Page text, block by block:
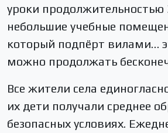
уроки продолжительностью
небольшие учебные
который подпёрт вилами…
можно продолжать
Все жители села
их дети получали среднее
безопасных условиях.